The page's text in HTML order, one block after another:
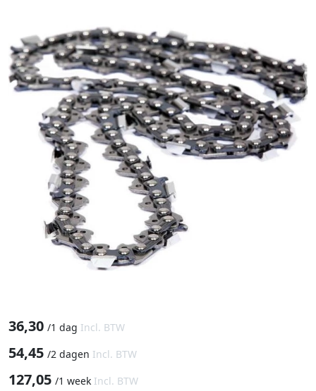
36,30 /1 dag Incl. BTW
54,45 /2 dagen Incl. BTW
127,05 /1 week Incl. BTW